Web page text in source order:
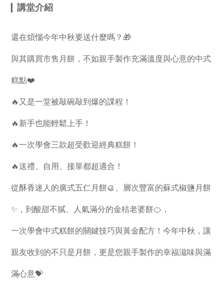
講堂介紹
還在煩惱今年中秋要送什麼嗎？🎁
與其購買市售月餅，不如親手製作充滿溫度與心意的中式
糕點❤️
🔥又是一堂被敲碗敲到爆的課程！
🔥新手也能輕鬆上手！
🔥一次學會三款超受歡迎經典糕餅！
🔥送禮、自用、接單都超適合！
從酥香迷人的廣式五仁月餅🥮、層次豐富的蘇式椒鹽月餅
✨，到酸甜不膩、人氣滿分的金桔老婆餅🍊，
一次學會中式糕餅的關鍵技巧與黃金配方！今年中秋，讓
親友收到的不只是月餅，更是您親手製作的幸福滋味與滿
滿心意💝